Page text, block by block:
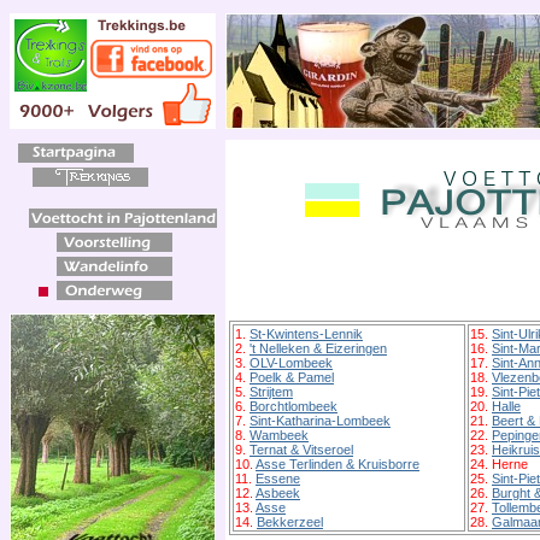
1. St-Kwintens-Lennik
2. 't Nelleken & Eizeringen
3. OLV-Lombeek
4. Poelk & Pamel
5. Strijtem
6. Borchtlombeek
7. Sint-Katharina-Lombeek
8. Wambeek
9. Ternat & Vitseroel
10. Asse Terlinden & Kruisborre
11. Essene
12. Asbeek
13. Asse
14. Bekkerzeel
15. Sint-
16. Sint-
17. Sint-
18.
19. Sint-
20. Halle
21. Beert &
22.
23.
24. Herne
25. Sint-
26. Burght
27.
28.